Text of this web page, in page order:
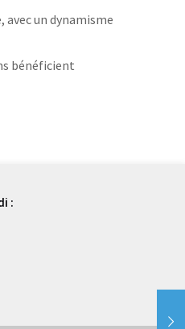
un dynamisme
bénéficient
: